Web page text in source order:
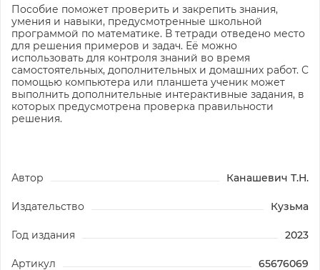
Пособие поможет проверить и закрепить знания,
умения и навыки, предусмотренные школьной
программой по математике. В тетради отведено место
для решения примеров и задач. Её можно
использовать для контроля знаний во время
самостоятельных, дополнительных и домашних работ. С
помощью компьютера или планшета ученик может
выполнить дополнительные интерактивные задания, в
которых предусмотрена проверка правильности
решения.
Автор Канашевич Т.Н.
Издательство Кузьма
Год издания 2023
Артикул 65676069